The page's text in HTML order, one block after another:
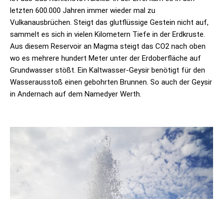
letzten 600.000 Jahren immer wieder mal zu
Vulkanausbrüchen. Steigt das glutflüssige Gestein nicht auf,
sammelt es sich in vielen Kilometern Tiefe in der Erdkruste.
Aus diesem Reservoir an Magma steigt das CO2 nach oben
wo es mehrere hundert Meter unter der Erdoberfläche auf
Grundwasser stößt. Ein Kaltwasser-Geysir benötigt für den
Wasserausstoß einen gebohrten Brunnen. So auch der Geysir
in Andernach auf dem Namedyer Werth.